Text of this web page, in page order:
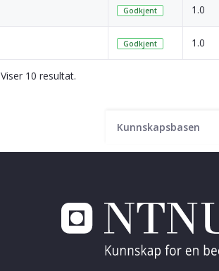
Kunnskapsbasen
Godkjent 1.0
Godkjent 1.0
Viser 10 resultat.